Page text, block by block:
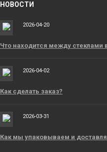
НОВОСТИ
2026-04-20
Что находится между стеклами
2026-04-02
Как сделать заказ?
2026-03-31
Как мы упаковываем и